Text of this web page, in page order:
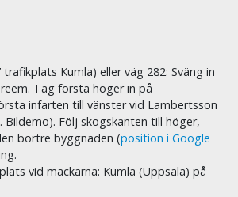
Kumla) eller väg 282: Sväng in
Tag första höger in på
infarten till vänster vid Lambertsson
Bildemo). Följ skogskanten till höger,
bortre byggnaden (position i Google
vid mackarna: Kumla (Uppsala) på